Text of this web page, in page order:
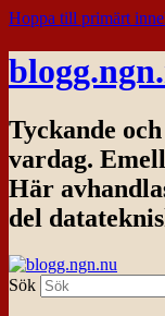
Hoppa till primärt
Tyckande
vardag.
Här
del
Sök